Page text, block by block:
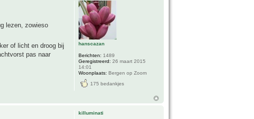
lezen, zowieso
of licht en droog bij
pas naar
hanscazan
Berichten: 1489
Geregistreerd: 26 maart 2015
14:01
Woonplaats: Bergen op Zoom
175 bedankjes
killuminati